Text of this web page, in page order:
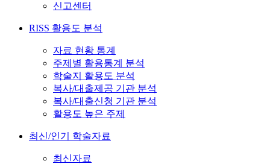
신고센터
RISS 활용도 분석
자료 현황 통계
주제별 활용통계 분석
학술지 활용도 분석
복사/대출제공 기관 분석
복사/대출신청 기관 분석
활용도 높은 주제
최신/인기 학술자료
최신자료